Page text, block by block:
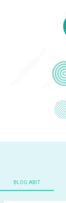
BLOG ABIT